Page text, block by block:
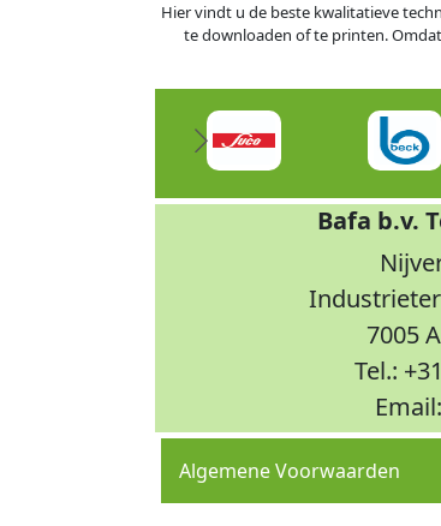
Hier vindt u de beste kwalitatieve
te downloaden of te printen.
Bafa b.v.
7005
Tel.:
Algemene Voorwaarden